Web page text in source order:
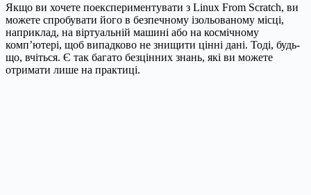
Якщо ви хочете поекспериментувати з Linux From Scratch, ви
можете спробувати його в безпечному ізольованому місці,
наприклад, на віртуальній машині або на космічному
комп’ютері, щоб випадково не знищити цінні дані. Тоді, будь-
що, вчіться. Є так багато безцінних знань, які ви можете
отримати лише на практиці.